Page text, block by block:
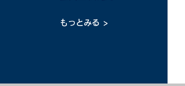
もっとみる >